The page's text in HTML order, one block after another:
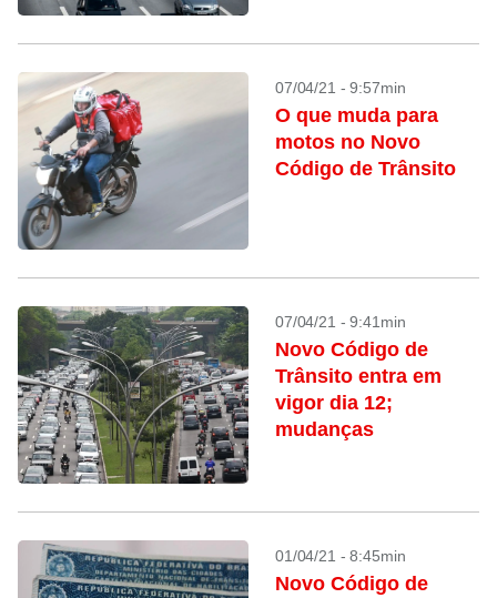
07/04/21 - 9:57min
O que muda para
motos no Novo
Código de Trânsito
07/04/21 - 9:41min
Novo Código de
Trânsito entra em
vigor dia 12;
mudanças
01/04/21 - 8:45min
Novo Código de